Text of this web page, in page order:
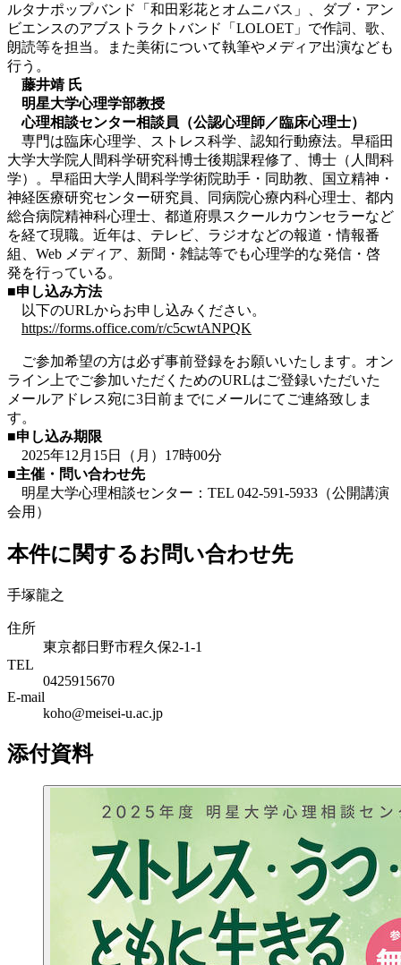
ルタナポップバンド「和田彩花とオムニバス」、ダブ・アン
ビエンスのアブストラクトバンド「LOLOET」で作詞、歌、
朗読等を担当。また美術について執筆やメディア出演なども
行う。
藤井靖 氏
明星大学心理学部教授
心理相談センター相談員（公認心理師／臨床心理士）
専門は臨床心理学、ストレス科学、認知行動療法。早稲田
大学大学院人間科学研究科博士後期課程修了、博士（人間科
学）。早稲田大学人間科学学術院助手・同助教、国立精神・
神経医療研究センター研究員、同病院心療内科心理士、都内
総合病院精神科心理士、都道府県スクールカウンセラーなど
を経て現職。近年は、テレビ、ラジオなどの報道・情報番
組、Web メディア、新聞・雑誌等でも心理学的な発信・啓
発を行っている。
■申し込み方法
以下のURLからお申し込みください。
https://forms.office.com/r/c5cwtANPQK
ご参加希望の方は必ず事前登録をお願いいたします。オン
ライン上でご参加いただくためのURLはご登録いただいた
メールアドレス宛に3日前までにメールにてご連絡致しま
す。
■申し込み期限
2025年12月15日（月）17時00分
■主催・問い合わせ先
明星大学心理相談センター：TEL 042-591-5933（公開講演
会用）
本件に関するお問い合わせ先
手塚龍之
住所
東京都日野市程久保2-1-1
TEL
0425915670
E-mail
koho@meisei-u.ac.jp
添付資料